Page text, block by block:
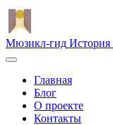
Мюзикл-гид История
Главная
Блог
О проекте
Контакты